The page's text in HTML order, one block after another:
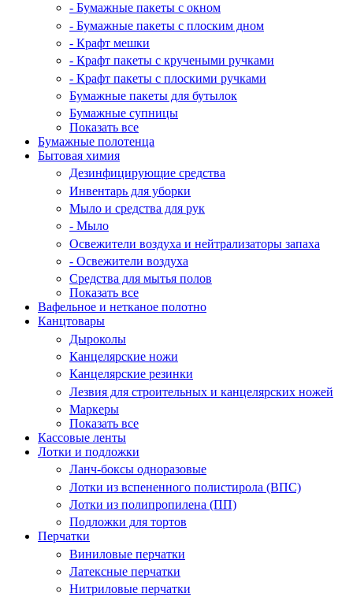
- Бумажные пакеты с окном
- Бумажные пакеты с плоским дном
- Крафт мешки
- Крафт пакеты с кручеными ручками
- Крафт пакеты с плоскими ручками
Бумажные пакеты для бутылок
Бумажные супницы
Показать все
Бумажные полотенца
Бытовая химия
Дезинфицирующие средства
Инвентарь для уборки
Мыло и средства для рук
- Мыло
Освежители воздуха и нейтрализаторы запаха
- Освежители воздуха
Средства для мытья полов
Показать все
Вафельное и нетканое полотно
Канцтовары
Дыроколы
Канцелярские ножи
Канцелярские резинки
Лезвия для строительных и канцелярских ножей
Маркеры
Показать все
Кассовые ленты
Лотки и подложки
Ланч-боксы одноразовые
Лотки из вспененного полистирола (ВПС)
Лотки из полипропилена (ПП)
Подложки для тортов
Перчатки
Виниловые перчатки
Латексные перчатки
Нитриловые перчатки